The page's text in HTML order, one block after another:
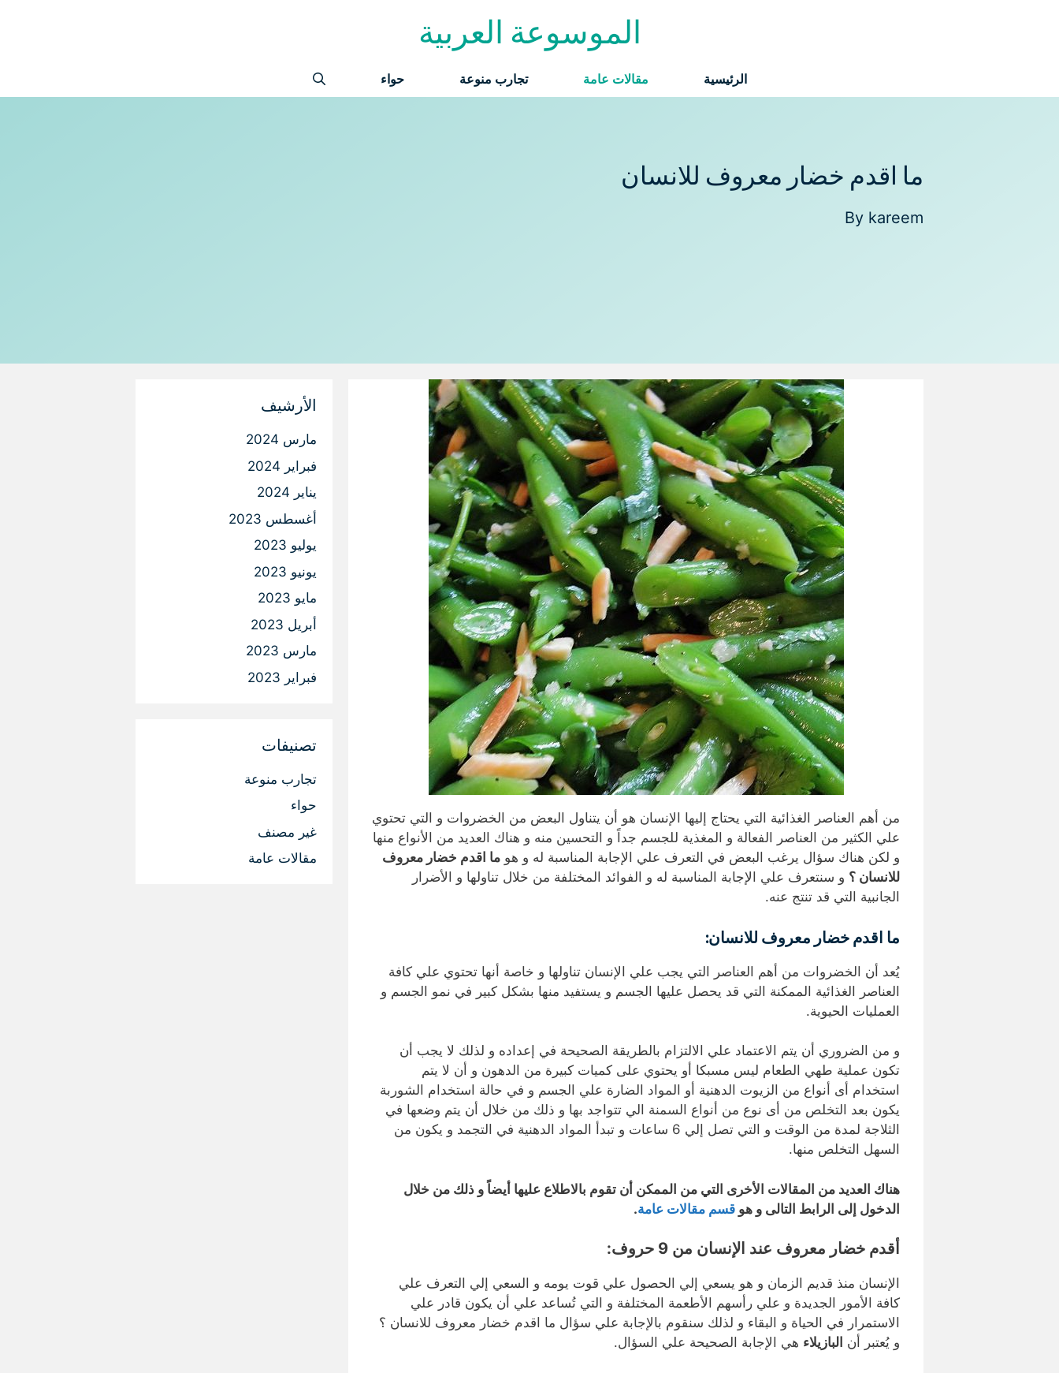
الموسوعة العربية
الرئيسية مقالات عامة تجارب منوعة حواء
ما اقدم خضار معروف للانسان
By kareem
من أهم العناصر الغذائية التي يحتاج إليها الإنسان هو أن يتناول البعض من الخضروات و التي تحتوي
علي الكثير من العناصر الفعالة و المغذية للجسم جداً و التحسين منه و هناك العديد من الأنواع منها
و لكن هناك سؤال يرغب البعض في التعرف علي الإجابة المناسبة له و هو ما اقدم خضار معروف
للانسان ؟ و سنتعرف علي الإجابة المناسبة له و الفوائد المختلفة من خلال تناولها و الأضرار
الجانبية التي قد تنتج عنه.
ما اقدم خضار معروف للانسان:
يُعد أن الخضروات من أهم العناصر التي يجب علي الإنسان تناولها و خاصة أنها تحتوي علي كافة
العناصر الغذائية الممكنة التي قد يحصل عليها الجسم و يستفيد منها بشكل كبير في نمو الجسم و
العمليات الحيوية.
و من الضروري أن يتم الاعتماد علي الالتزام بالطريقة الصحيحة في إعداده و لذلك لا يجب أن
تكون عملية طهي الطعام ليس مسبكا أو يحتوي على كميات كبيرة من الدهون و أن لا يتم
استخدام أى أنواع من الزيوت الدهنية أو المواد الضارة علي الجسم و في حالة استخدام الشوربة
يكون بعد التخلص من أى نوع من أنواع السمنة الي تتواجد بها و ذلك من خلال أن يتم وضعها في
الثلاجة لمدة من الوقت و التي تصل إلي 6 ساعات و تبدأ المواد الدهنية في التجمد و يكون من
السهل التخلص منها.
هناك العديد من المقالات الأخرى التي من الممكن أن تقوم بالاطلاع عليها أيضاً و ذلك من خلال
الدخول إلى الرابط التالى و هو قسم مقالات عامة.
أقدم خضار معروف عند الإنسان من 9 حروف:
الإنسان منذ قديم الزمان و هو يسعي إلي الحصول علي قوت يومه و السعي إلي التعرف علي
كافة الأمور الجديدة و علي رأسهم الأطعمة المختلفة و التي تُساعد علي أن يكون قادر علي
الاستمرار في الحياة و البقاء و لذلك سنقوم بالإجابة علي سؤال ما اقدم خضار معروف للانسان ؟
و يُعتبر أن البازيلاء هي الإجابة الصحيحة علي السؤال.
الأرشيف
مارس 2024
فبراير 2024
يناير 2024
أغسطس 2023
يوليو 2023
يونيو 2023
مايو 2023
أبريل 2023
مارس 2023
فبراير 2023
تصنيفات
تجارب منوعة
حواء
غير مصنف
مقالات عامة